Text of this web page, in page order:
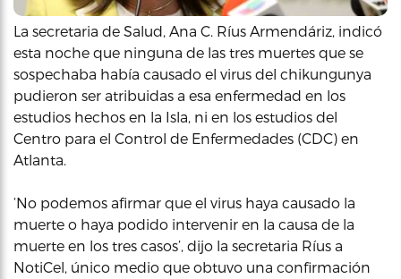
La secretaria de Salud, Ana C. Ríus Armendáriz, indicó
esta noche que ninguna de las tres muertes que se
sospechaba había causado el virus del chikungunya
pudieron ser atribuidas a esa enfermedad en los
estudios hechos en la Isla, ni en los estudios del
Centro para el Control de Enfermedades (CDC) en
Atlanta.
‘No podemos afirmar que el virus haya causado la
muerte o haya podido intervenir en la causa de la
muerte en los tres casos’, dijo la secretaria Ríus a
NotiCel, único medio que obtuvo una confirmación